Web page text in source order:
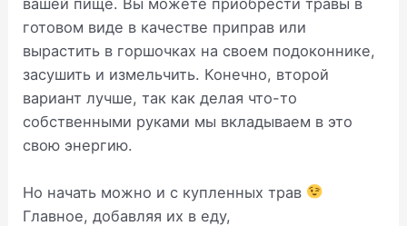
готовом виде в качестве приправ или
вырастить в горшочках на своем подоконнике,
засушить и измельчить. Конечно, второй
вариант лучше, так как делая что-то
собственными руками мы вкладываем в это
свою энергию.
Но начать можно и с купленных трав
Главное, добавляя их в еду,